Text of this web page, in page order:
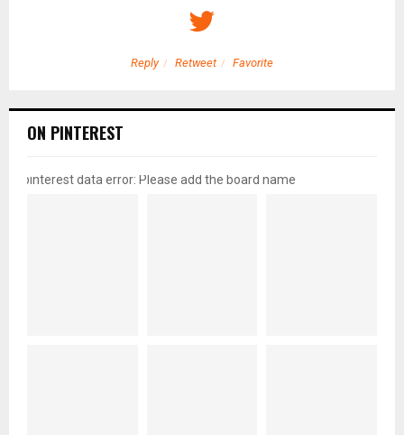
Reply Retweet Favorite
ON PINTEREST
pinterest data error: Please add the board name